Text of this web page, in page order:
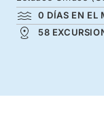
emergen y la
recibir el
0 DÍAS EN EL
58